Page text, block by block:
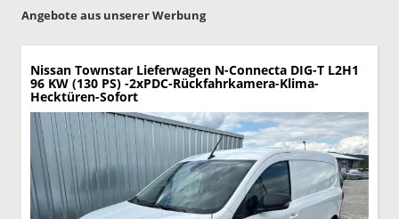
Angebote aus unserer Werbung
Nissan Townstar Lieferwagen N-Connecta DIG-T L2H1
96 KW (130 PS) -2xPDC-Rückfahrkamera-Klima-
Hecktüren-Sofort